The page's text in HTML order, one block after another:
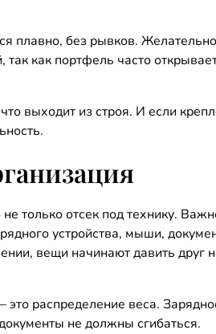
плавно, без рывков.
так как портфель часто
выходит из строя. И если
только отсек под технику.
устройства, мыши,
вещи начинают давить друг
распределение веса.
не должны сгибаться.